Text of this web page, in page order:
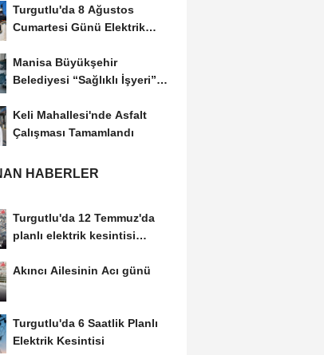
Turgutlu'da 8 Ağustos
Cumartesi Günü Elektrik
Manisa Büyükşehir
Belediyesi “Sağlıklı İşyeri”
Keli Mahallesi'nde Asfalt
Çalışması Tamamlandı
HABERLER
Turgutlu'da 12 Temmuz'da
planlı elektrik kesintisi
Akıncı Ailesinin Acı günü
Turgutlu'da 6 Saatlik Planlı
Elektrik Kesintisi